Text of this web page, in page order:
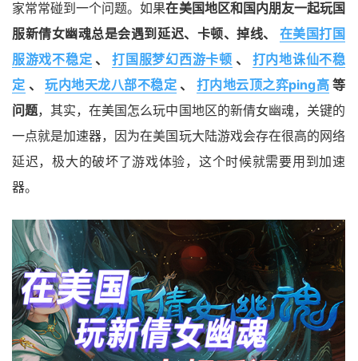
家常常碰到一个问题。如果在美国地区和国内朋友一起玩国
服新倩女幽魂总是会遇到延迟、卡顿、掉线、
在美国打国
服游戏不稳定 、 打国服梦幻西游卡顿 、
打内地诛仙不稳
定 、 玩内地天龙八部不稳定 、 打内地云顶之弈ping高 等
问题，其实，在美国怎么玩中国地区的新倩女幽魂，关键的
一点就是加速器，因为在美国玩大陆游戏会存在很高的网络
延迟，极大的破坏了游戏体验，这个时候就需要用到加速
器。